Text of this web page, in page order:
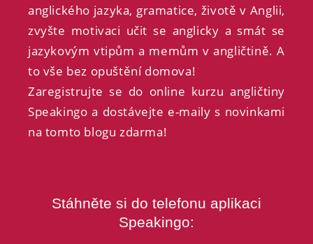
anglického jazyka, gramatice, životě v Anglii,
zvyšte motivaci učit se anglicky a smát se
jazykovým vtipům a memům v angličtině. A
to vše bez opuštění domova!
Zaregistrujte se do online kurzu angličtiny
Speakingo a dostávejte e-maily s novinkami
na tomto blogu zdarma!
Stáhněte si do telefonu aplikaci
Speakingo: